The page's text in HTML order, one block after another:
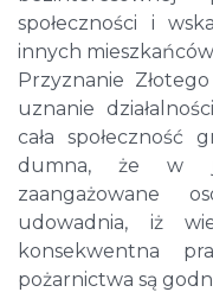
społeczności i
innych
Przyznanie
uznanie
cała społeczność
dumna, że w
zaangażowane
udowadnia, iż
konsekwentna
pożarnictwa są